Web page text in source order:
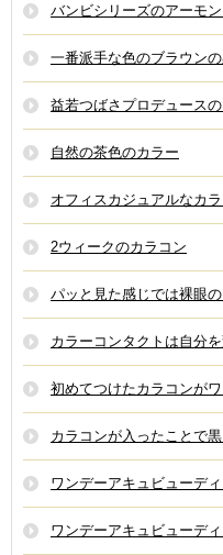
バンビシリーズのアーモ
一番派手な色のブラウン
益若つばさプロデュース
自然の茶色のカラー
オフィスカジュアルなカ
2ウィークのカラコン
パッと見た感じでは裸眼
カラーコンタクトは自分
初めてつけたカラコンが
カラコンが入ったことで
ワンデーアキュビューデ
ワンデーアキュビューデ